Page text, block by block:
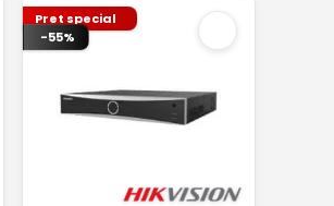
Pret special
-55%